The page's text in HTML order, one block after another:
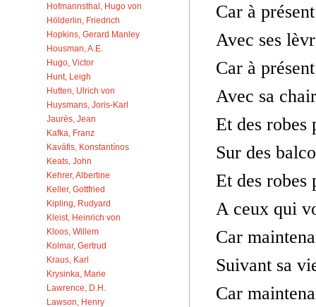
Hofmannsthal, Hugo von
Hölderlin, Friedrich
Hopkins, Gerard Manley
Housman, A.E.
Hugo, Victor
Hunt, Leigh
Hutten, Ulrich von
Huysmans, Joris-Karl
Jaurès, Jean
Kafka, Franz
Kaváfis, Konstantínos
Keats, John
Kehrer, Albertine
Keller, Gottfried
Kipling, Rudyard
Kleist, Heinrich von
Kloos, Willem
Kolmar, Gertrud
Kraus, Karl
Krysinka, Marie
Lawrence, D.H.
Lawson, Henry
Car à
Avec ses
Car à
Avec sa
Et des robes
Sur des
Et des robes
A ceux qui
Car
Suivant sa
Car